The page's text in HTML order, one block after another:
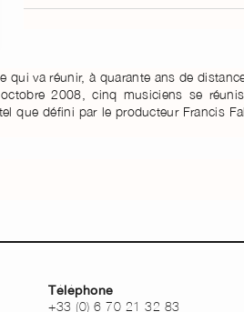
qui va réunir, à quarante ans de
2008, cinq musiciens se
que défini par le producteur Francis
Téléphone
+33 (0) 6 70 21 32 83